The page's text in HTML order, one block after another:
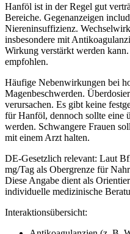
Hanföl ist in der Regel gut
Bereiche. Gegenanzeigen
Niereninsuffizienz.
insbesondere mit
Wirkung verstärkt werden
empfohlen.
Häufige Nebenwirkungen bei
Magenbeschwerden.
verursachen. Es gibt keine
für Hanföl, dennoch sollte eine
werden. Schwangere Frauen
mit einem Arzt halten.
DE-Gesetzlich relevant: Laut
mg/Tag als Obergrenze für
Diese Angabe dient als
individuelle medizinische
Interaktionsübersicht: